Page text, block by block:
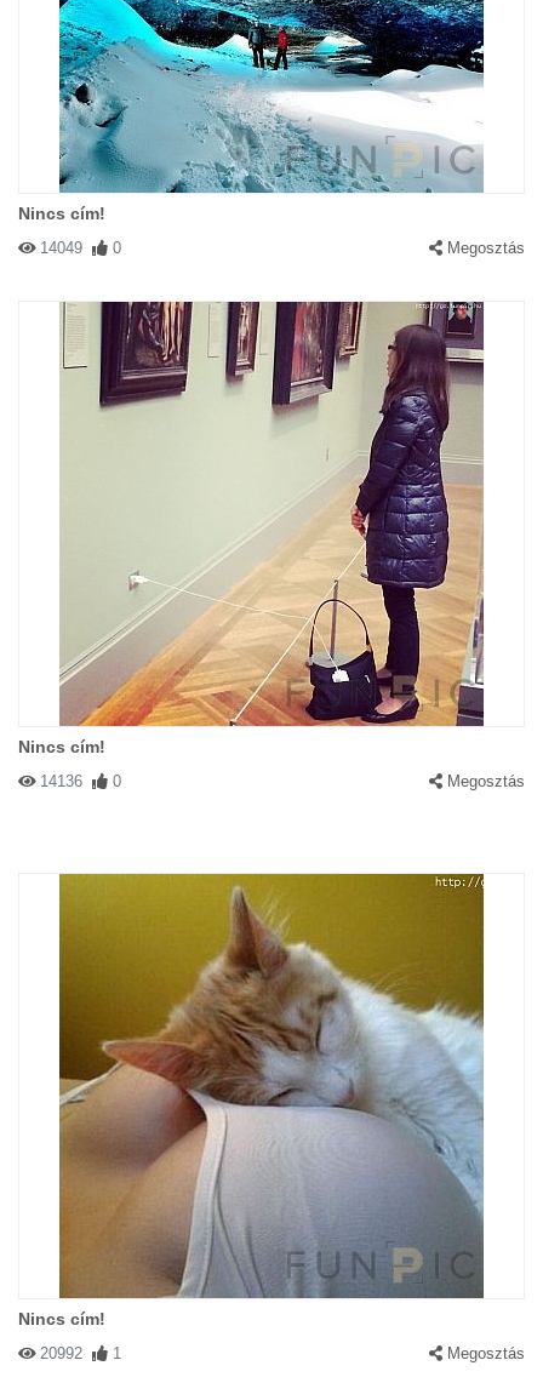
Nincs cím!
14049 0 Megosztás
Nincs cím!
14136 0 Megosztás
Nincs cím!
20992 1 Megosztás